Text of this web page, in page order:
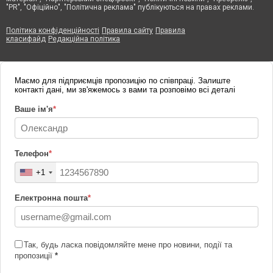
"PR", "Офіційно", "Політична реклама" публікуються на правах реклами.
Політика конфіденційності Правила сайту Правила
класифайд Редакційна політика
Маємо для підприємців пропозицію по співпраці. Залиште
контакті дані, ми зв'яжемось з вами та розповімо всі деталі
Ваше ім'я*
Телефон*
+1
Електронна пошта*
Так, будь ласка повідомляйте мене про новини, події та
пропозиції *